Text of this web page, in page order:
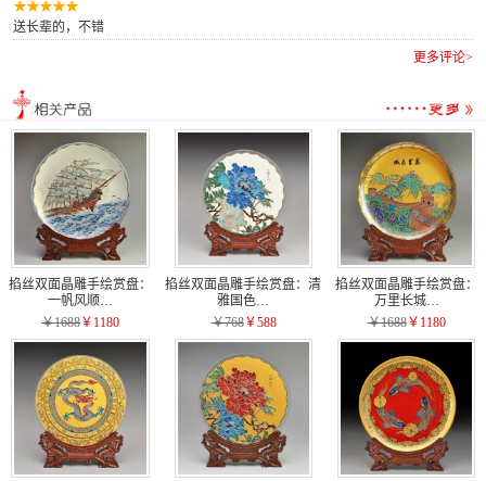
送长辈的，不错
更多评论>
掐丝双面晶雕手绘赏盘：
一帆风顺…
￥1688￥1180
掐丝双面晶雕手绘赏盘：清
雅国色…
￥768￥588
掐丝双面晶雕手绘赏盘：
万里长城…
￥1688￥1180